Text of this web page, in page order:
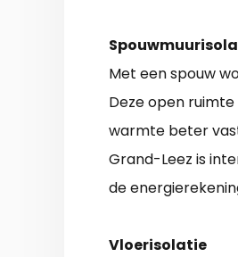
Met een spouw
Deze open
warmte beter
Grand-Leez is
de
Vloerisolatie